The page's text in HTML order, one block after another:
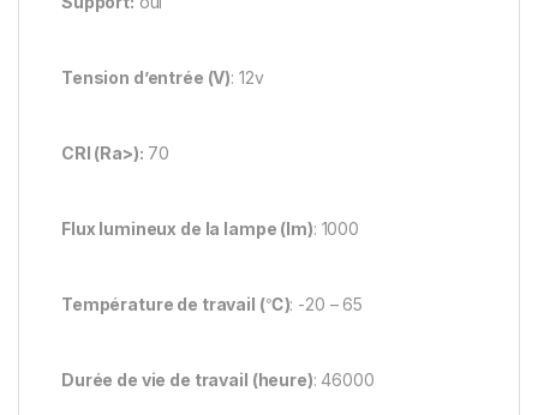
Tension d’entrée (V): 12v
CRI (Ra>): 70
Flux lumineux de la lampe (lm): 1000
Température de travail (℃): -20 – 65
Durée de vie de travail (heure): 46000